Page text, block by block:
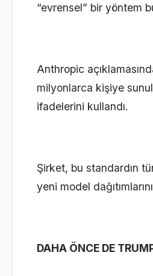
“evrensel” bir yöntem
Anthropic
milyonlarca kişiye
ifadelerini kullandı.
Şirket, bu standardın
yeni model
DAHA ÖNCE DE